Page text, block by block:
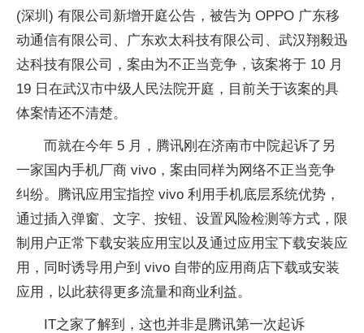
(深圳) 有限公司新增开庭公告，被告为 OPPO 广东移
动通信有限公司、广东欢太科技有限公司、武汉翔毅迅
达科技有限公司，案由为不正当竞争，该案将于 10 月
19 日在武汉市中级人民法院开庭，目前关于该案的具
体案情还不清楚。
而就在今年 5 月，腾讯刚在济南市中院起诉了另
一家国内手机厂商 vivo，案由同样为网络不正当竞争
纠纷。腾讯应用宝指控 vivo 利用手机底层系统优势，
通过插入弹窗、文字、按钮、设置风险检测等方式，限
制用户正常下载安装应用宝以及通过应用宝下载安装应
用，同时诱导用户到 vivo 自带的应用商店下载或安装
应用，以此获得更多流量和商业利益。
IT之家了解到，这也并非是腾讯第一次起诉